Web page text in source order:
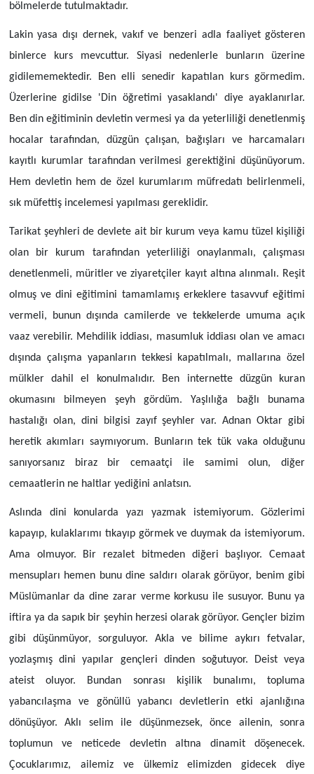
bölmelerde tutulmaktadır.
Lakin yasa dışı dernek, vakıf ve benzeri adla faaliyet gösteren
binlerce kurs mevcuttur. Siyasi nedenlerle bunların üzerine
gidilememektedir. Ben elli senedir kapatılan kurs görmedim.
Üzerlerine gidilse 'Din öğretimi yasaklandı' diye ayaklanırlar.
Ben din eğitiminin devletin vermesi ya da yeterliliği denetlenmiş
hocalar tarafından, düzgün çalışan, bağışları ve harcamaları
kayıtlı kurumlar tarafından verilmesi gerektiğini düşünüyorum.
Hem devletin hem de özel kurumlarım müfredatı belirlenmeli,
sık müfettiş incelemesi yapılması gereklidir.
Tarikat şeyhleri de devlete ait bir kurum veya kamu tüzel kişiliği
olan bir kurum tarafından yeterliliği onaylanmalı, çalışması
denetlenmeli, müritler ve ziyaretçiler kayıt altına alınmalı. Reşit
olmuş ve dini eğitimini tamamlamış erkeklere tasavvuf eğitimi
vermeli, bunun dışında camilerde ve tekkelerde umuma açık
vaaz verebilir. Mehdilik iddiası, masumluk iddiası olan ve amacı
dışında çalışma yapanların tekkesi kapatılmalı, mallarına özel
mülkler dahil el konulmalıdır. Ben internette düzgün kuran
okumasını bilmeyen şeyh gördüm. Yaşlılığa bağlı bunama
hastalığı olan, dini bilgisi zayıf şeyhler var. Adnan Oktar gibi
heretik akımları saymıyorum. Bunların tek tük vaka olduğunu
sanıyorsanız biraz bir cemaatçi ile samimi olun, diğer
cemaatlerin ne haltlar yediğini anlatsın.
Aslında dini konularda yazı yazmak istemiyorum. Gözlerimi
kapayıp, kulaklarımı tıkayıp görmek ve duymak da istemiyorum.
Ama olmuyor. Bir rezalet bitmeden diğeri başlıyor. Cemaat
mensupları hemen bunu dine saldırı olarak görüyor, benim gibi
Müslümanlar da dine zarar verme korkusu ile susuyor. Bunu ya
iftira ya da sapık bir şeyhin herzesi olarak görüyor. Gençler bizim
gibi düşünmüyor, sorguluyor. Akla ve bilime aykırı fetvalar,
yozlaşmış dini yapılar gençleri dinden soğutuyor. Deist veya
ateist oluyor. Bundan sonrası kişilik bunalımı, topluma
yabancılaşma ve gönüllü yabancı devletlerin etki ajanlığına
dönüşüyor. Aklı selim ile düşünmezsek, önce ailenin, sonra
toplumun ve neticede devletin altına dinamit döşenecek.
Çocuklarımız, ailemiz ve ülkemiz elimizden gidecek diye